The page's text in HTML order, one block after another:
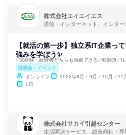
株式会社エイエイエス
通信・インターネット、インター
【就活の第一歩】独立系IT企業っ
強みを学ぼう✨
✅未経験・経験者どちらも活躍できる✅転勤無✅
説明会・イベント
オンライン
2026年8月・9月・10月・11月・12月
1日
株式会社サカイ引越センター
生活関連サービス、総合商社・